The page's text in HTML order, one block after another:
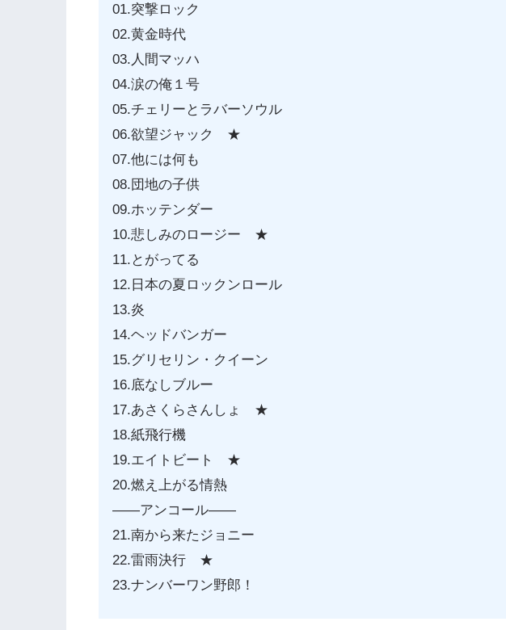
01.突撃ロック
02.黄金時代
03.人間マッハ
04.涙の俺１号
05.チェリーとラバーソウル
06.欲望ジャック ★
07.他には何も
08.団地の子供
09.ホッテンダー
10.悲しみのロージー ★
11.とがってる
12.日本の夏ロックンロール
13.炎
14.ヘッドバンガー
15.グリセリン・クイーン
16.底なしブルー
17.あさくらさんしょ ★
18.紙飛行機
19.エイトビート ★
20.燃え上がる情熱
——アンコール——
21.南から来たジョニー
22.雷雨決行 ★
23.ナンバーワン野郎！